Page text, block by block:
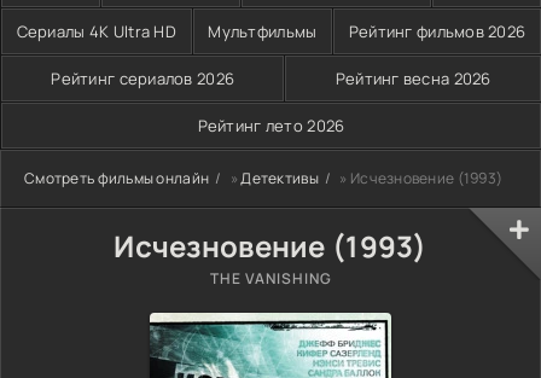
Сериалы 4K Ultra HD Мультфильмы Рейтинг фильмов 2026
Рейтинг сериалов 2026 Рейтинг весна 2026
Рейтинг лето 2026
Смотреть фильмы онлайн »Детективы » Исчезновение (1993)
Исчезновение (1993)
THE VANISHING